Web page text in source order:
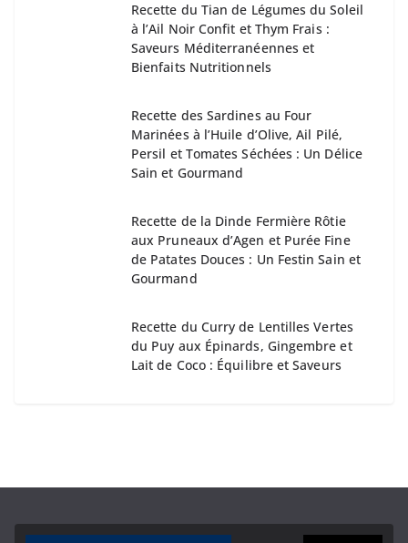
Recette du Tian de Légumes du Soleil
à l’Ail Noir Confit et Thym Frais :
Saveurs Méditerranéennes et
Bienfaits Nutritionnels
Recette des Sardines au Four
Marinées à l’Huile d’Olive, Ail Pilé,
Persil et Tomates Séchées : Un Délice
Sain et Gourmand
Recette de la Dinde Fermière Rôtie
aux Pruneaux d’Agen et Purée Fine
de Patates Douces : Un Festin Sain et
Gourmand
Recette du Curry de Lentilles Vertes
du Puy aux Épinards, Gingembre et
Lait de Coco : Équilibre et Saveurs